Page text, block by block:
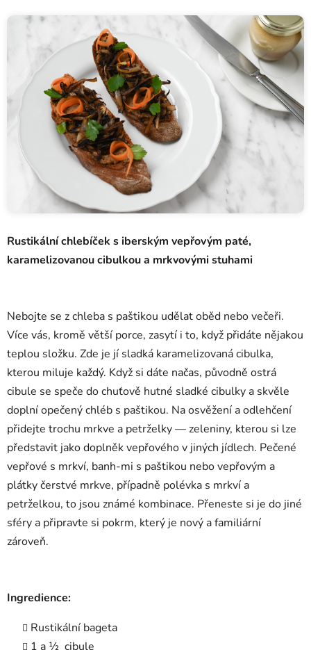
Rustikální chlebíček s iberským vepřovým paté,
karamelizovanou cibulkou a mrkvovými stuhami
Nebojte se z chleba s paštikou udělat oběd nebo večeři.
Více vás, kromě větší porce, zasytí i to, když přidáte nějakou
teplou složku. Zde je jí sladká karamelizovaná cibulka,
kterou miluje každý. Když si dáte načas, původně ostrá
cibule se speče do chuťově hutné sladké cibulky a skvěle
doplní opečený chléb s paštikou. Na osvěžení a odlehčení
přidejte trochu mrkve a petrželky — zeleniny, kterou si lze
představit jako doplněk vepřového v jiných jídlech. Pečené
vepřové s mrkví, banh-mi s paštikou nebo vepřovým a
plátky čerstvé mrkve, případně polévka s mrkví a
petrželkou, to jsou známé kombinace. Přeneste si je do jiné
sféry a připravte si pokrm, který je nový a familiární
zároveň.
Ingredience:
Rustikální bageta
1 a ½ cibule